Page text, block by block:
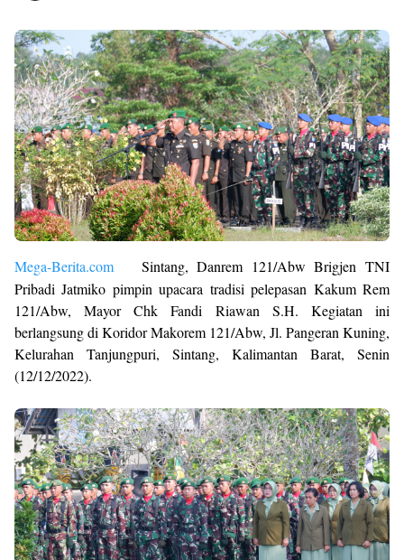
Mega-Berita.com Sintang, Danrem 121/Abw Brigjen TNI
Pribadi Jatmiko pimpin upacara tradisi pelepasan Kakum Rem
121/Abw, Mayor Chk Fandi Riawan S.H. Kegiatan ini
berlangsung di Koridor Makorem 121/Abw, Jl. Pangeran Kuning,
Kelurahan Tanjungpuri, Sintang, Kalimantan Barat, Senin
(12/12/2022).